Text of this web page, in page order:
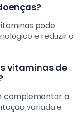
pode
e reduzir o
vitaminas de
complementar a
variada e